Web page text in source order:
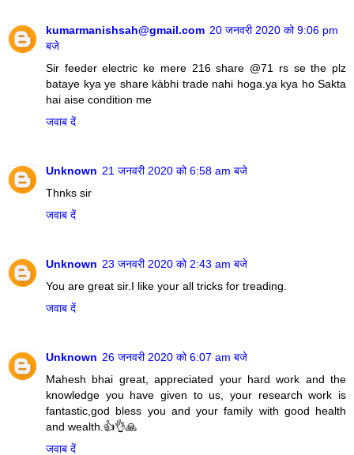
kumarmanishsah@gmail.com 20 जनवरी 2020 को 9:06 pm
बजे
Sir feeder electric ke mere 216 share @71 rs se the plz
bataye kya ye share kàbhi trade nahi hoga.ya kya ho Sakta
hai aise condition me
जवाब दें
Unknown 21 जनवरी 2020 को 6:58 am बजे
Thnks sir
जवाब दें
Unknown 23 जनवरी 2020 को 2:43 am बजे
You are great sir.I like your all tricks for treading.
जवाब दें
Unknown 26 जनवरी 2020 को 6:07 am बजे
Mahesh bhai great, appreciated your hard work and the
knowledge you have given to us, your research work is
fantastic,god bless you and your family with good health
and wealth.👍👌🙏
जवाब दें